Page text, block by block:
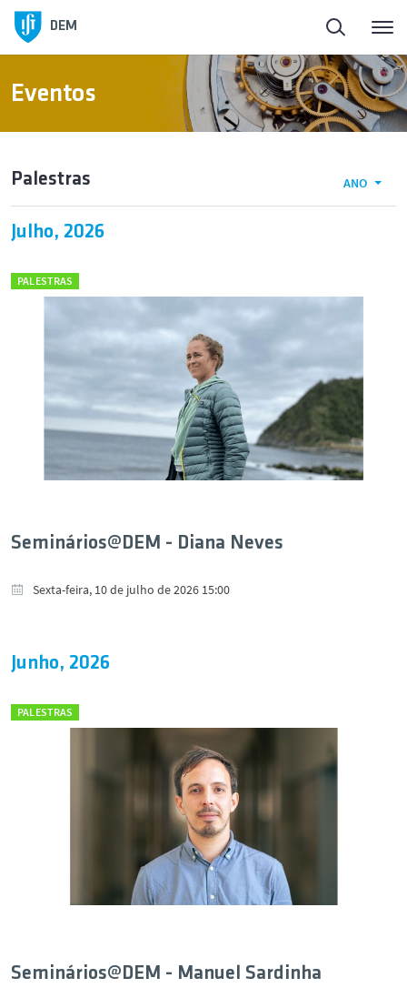
DEM
Eventos
Palestras ANO
Julho, 2026
PALESTRAS
Seminários@DEM - Diana Neves
Sexta-feira, 10 de julho de 2026 15:00
Junho, 2026
PALESTRAS
Seminários@DEM - Manuel Sardinha